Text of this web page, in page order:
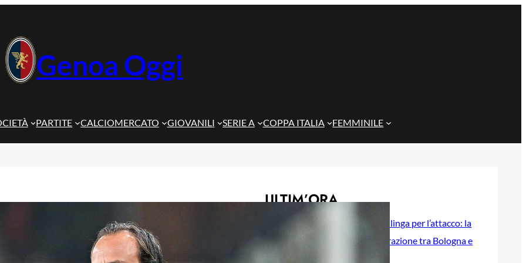
Genoa Oggi
PARTITE CALCIOMERCATO GIOVANILI SERIE A COPPA ITALIA FEMMINILE
ULTIM’ORA
Genoa, idea Dallinga per l’attacco: la
chiave è un’operazione tra Bologna e